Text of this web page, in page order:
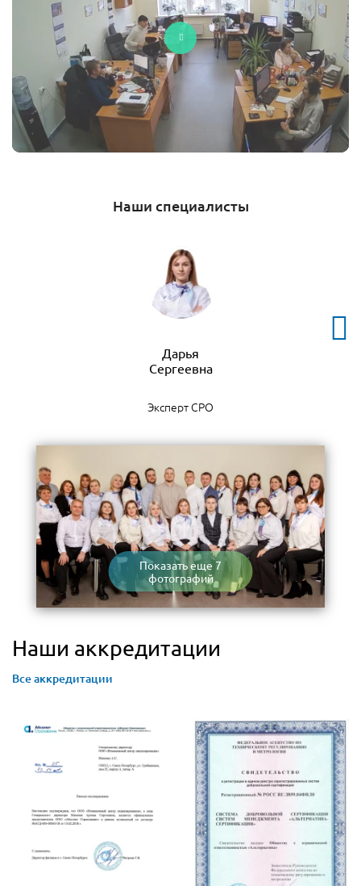
Наши специалисты
Дарья
Сергеевна
Эксперт СРО
Показать еще 7
фотографий
Наши аккредитации
Все аккредитации